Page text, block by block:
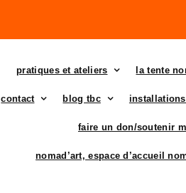
pratiques et ateliers la tente
contact blog tbc installations
faire un don/soutenir
nomad’art, espace d’accueil